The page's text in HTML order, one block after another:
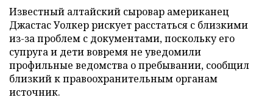
Известный алтайский сыровар американец
Джастас Уолкер рискует расстаться с близкими
из-за проблем с документами, поскольку его
супруга и дети вовремя не уведомили
профильные ведомства о пребывании, сообщил
близкий к правоохранительным органам
источник.